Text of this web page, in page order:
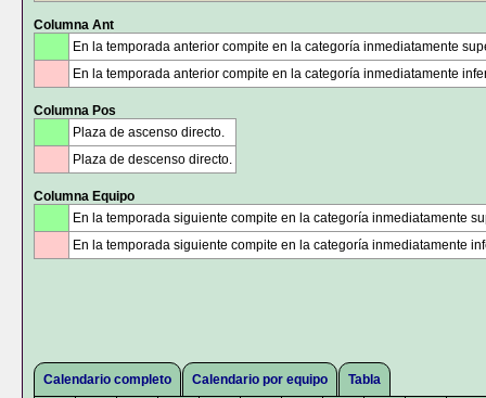
Columna Ant
En la temporada anterior compite en la categoría inmediatamente
En la temporada anterior compite en la categoría inmediatamente
Columna Pos
Plaza de ascenso directo.
Plaza de descenso directo.
Columna Equipo
En la temporada siguiente compite en la categoría inmediatamente
En la temporada siguiente compite en la categoría inmediatamente
Calendario completo Calendario por equipo Tabla